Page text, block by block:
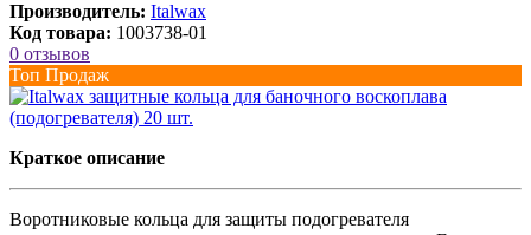
Производитель: Italwax
Код товара: 1003738-01
0 отзывов
Топ Продаж
Краткое описание
Воротниковые кольца для защиты подогревателя